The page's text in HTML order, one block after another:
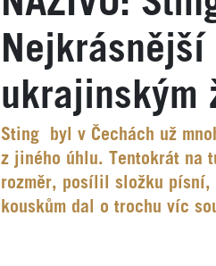
Nejkrásnější
ukrajinským
Sting byl v Čechách už
z jiného úhlu. Tentokrát na
rozměr, posílil složku písní,
kouskům dal o trochu víc